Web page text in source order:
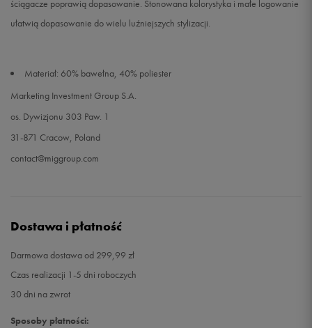
ściągacze poprawią dopasowanie. Stonowana kolorystyka i małe logowanie
ułatwią dopasowanie do wielu luźniejszych stylizacji.
Materiał: 60% bawełna, 40% poliester
Marketing Investment Group S.A.
os. Dywizjonu 303 Paw. 1
31-871 Cracow, Poland
contact@miggroup.com
Dostawa i płatność
Darmowa dostawa od 299,99 zł
Czas realizacji 1-5 dni roboczych
30 dni na zwrot
Sposoby płatności: